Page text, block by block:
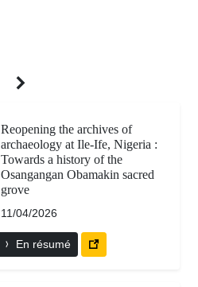
Reopening the archives of
archaeology at Ile-Ife, Nigeria :
Towards a history of the
Osangangan Obamakin sacred
grove
11/04/2026
En résumé